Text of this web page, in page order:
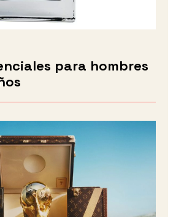
para hombres